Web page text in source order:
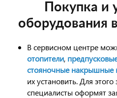
Покупка и
оборудования
В сервисном центре
отопители,
стояночные накрышные
их установить. Для
специалисты оформят